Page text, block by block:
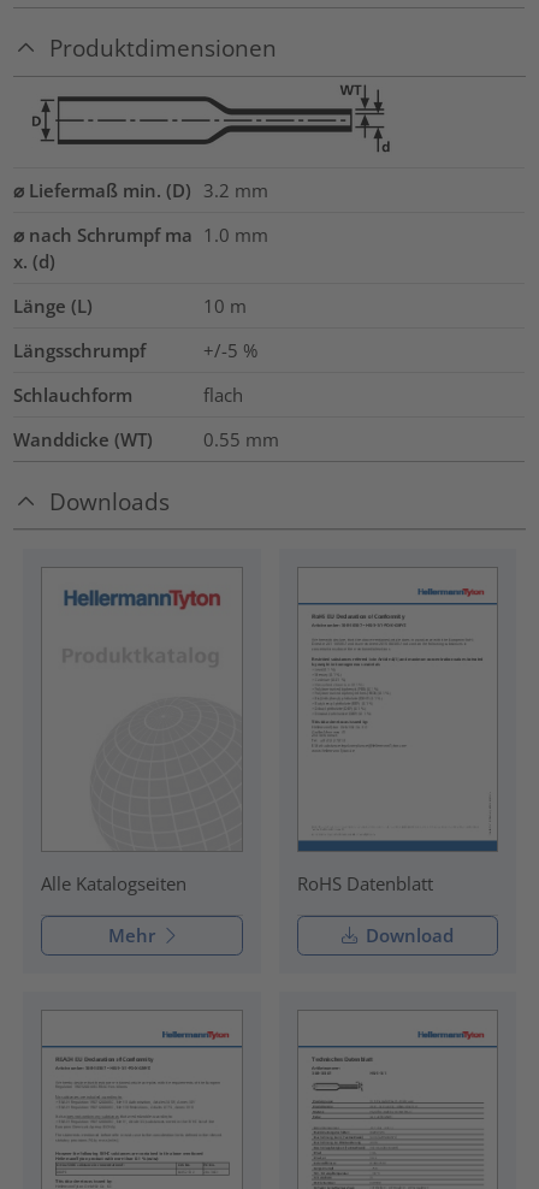
Produktdimensionen
⌀ Liefermaß min. (D) 3.2 mm
⌀ nach Schrumpf ma
x. (d)
1.0 mm
Länge (L) 10 m
Längsschrumpf
+/-5 %
Schlauchform
flach
Wanddicke (WT)
0.55 mm
Downloads
Alle Katalogseiten
Mehr
RoHS Datenblatt
Download